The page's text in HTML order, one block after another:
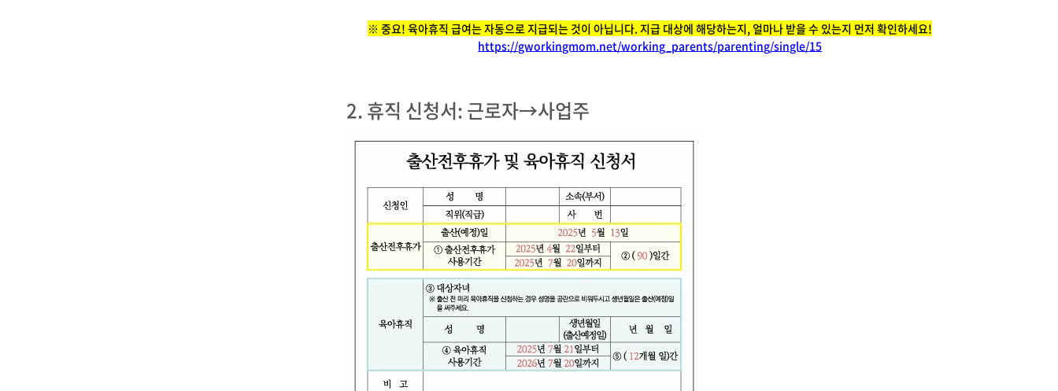
※ 중요! 육아휴직 급여는 자동으로 지급되는 것이 아닙니다. 지급 대상에 해당하는지, 얼마나 받을 수 있는지 먼저 확인하세요!
https://gworkingmom.net/working_parents/parenting/single/15
2. 휴직 신청서: 근로자→사업주